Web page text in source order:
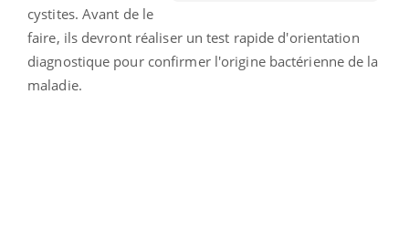
cystites. Avant de le
faire, ils devront réaliser un test rapide d'orientation
diagnostique pour confirmer l'origine bactérienne de la
maladie.